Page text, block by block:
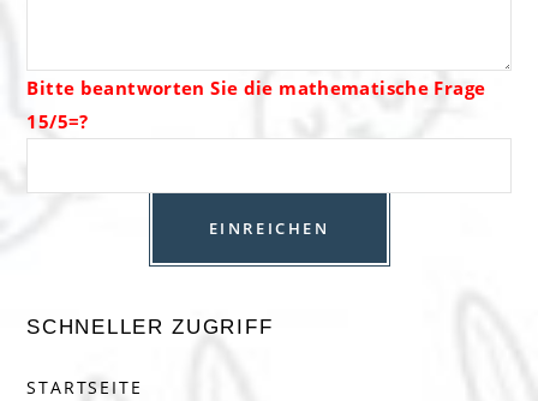
Bitte beantworten Sie die mathematische Frage
15/5=?
SCHNELLER ZUGRIFF
STARTSEITE